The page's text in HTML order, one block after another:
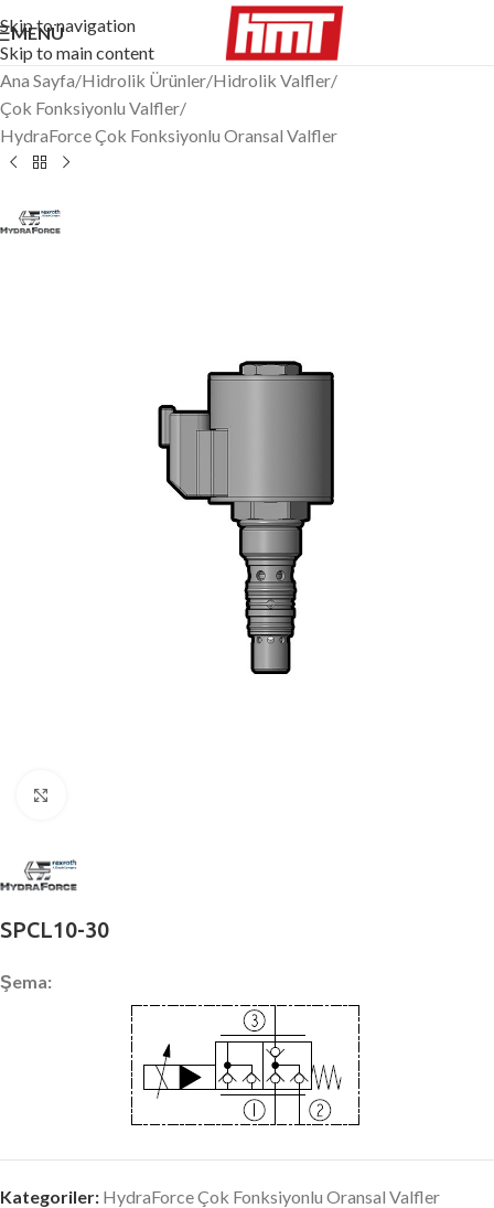
Skip to navigation
Skip to main content
MENÜ
Ana Sayfa/Hidrolik Ürünler/Hidrolik Valfler/
Çok Fonksiyonlu Valfler/
HydraForce Çok Fonksiyonlu Oransal Valfler
SPCL10-30
Şema:
Kategoriler: HydraForce Çok Fonksiyonlu Oransal Valfler